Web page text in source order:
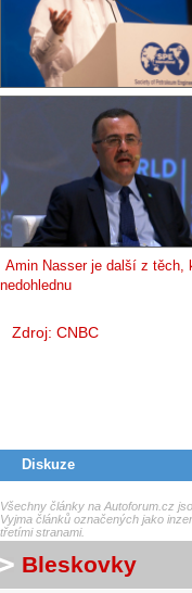
Amin Nasser je další z těch,
nedohlednu
Zdroj: CNBC
Diskuze
Všechny články na Autoforum.cz
Vyjma článků označených jako
třetími stranami.
Bleskovky